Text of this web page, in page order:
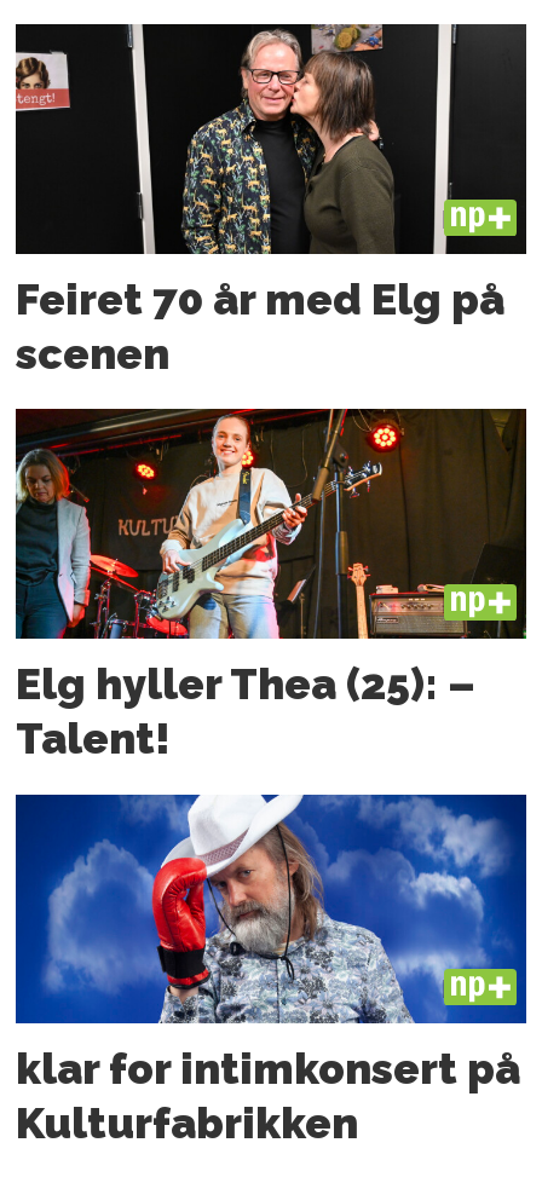
PLUS
Feiret 70 år med Elg på
scenen
PLUS
Elg hyller Thea (25): –
Talent!
PLUS
klar for intim­konsert på
Kulturfabrikken